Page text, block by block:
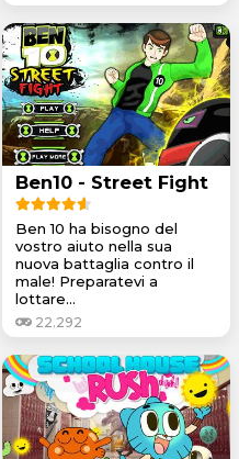
Ben10 - Street Fight
Ben 10 ha bisogno del
vostro aiuto nella sua
nuova battaglia contro il
male! Preparatevi a
lottare...
22.292